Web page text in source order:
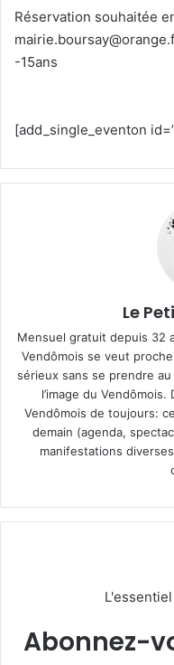
Réservation souhaitée
-15ans
[add_single_eventon
Le
Mensuel gratuit depuis 32
Vendômois se veut
sérieux sans se prendre
l’image du
Vendômois de toujours:
demain (agenda,
manifestations
Abonnez-